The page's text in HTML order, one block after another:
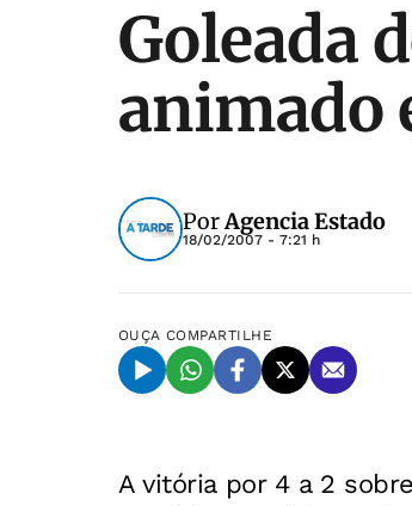
Goleada
animado
PorAgencia Estado
18/02/2007 - 7:21 h
OUÇA COMPARTILHE
A vitória por 4 a 2